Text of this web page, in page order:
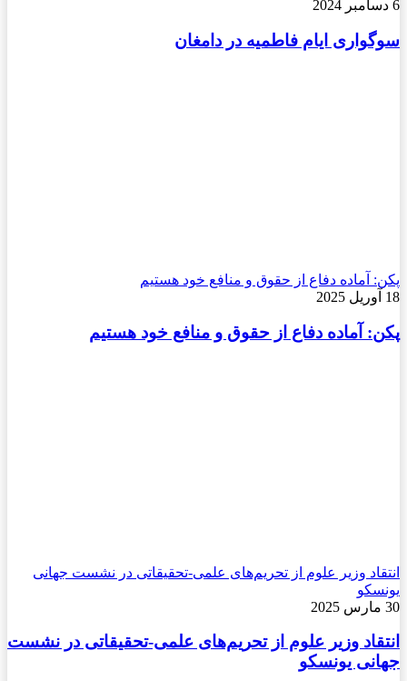
6 دسامبر 2024
سوگواری ایام فاطمیه در دامغان
پکن: آماده دفاع از حقوق و منافع خود هستیم
18 آوریل 2025
پکن: آماده دفاع از حقوق و منافع خود هستیم
انتقاد وزیر علوم از تحریم‌های علمی-تحقیقاتی در نشست جهانی
یونسکو
30 مارس 2025
انتقاد وزیر علوم از تحریم‌های علمی-تحقیقاتی در نشست
جهانی یونسکو